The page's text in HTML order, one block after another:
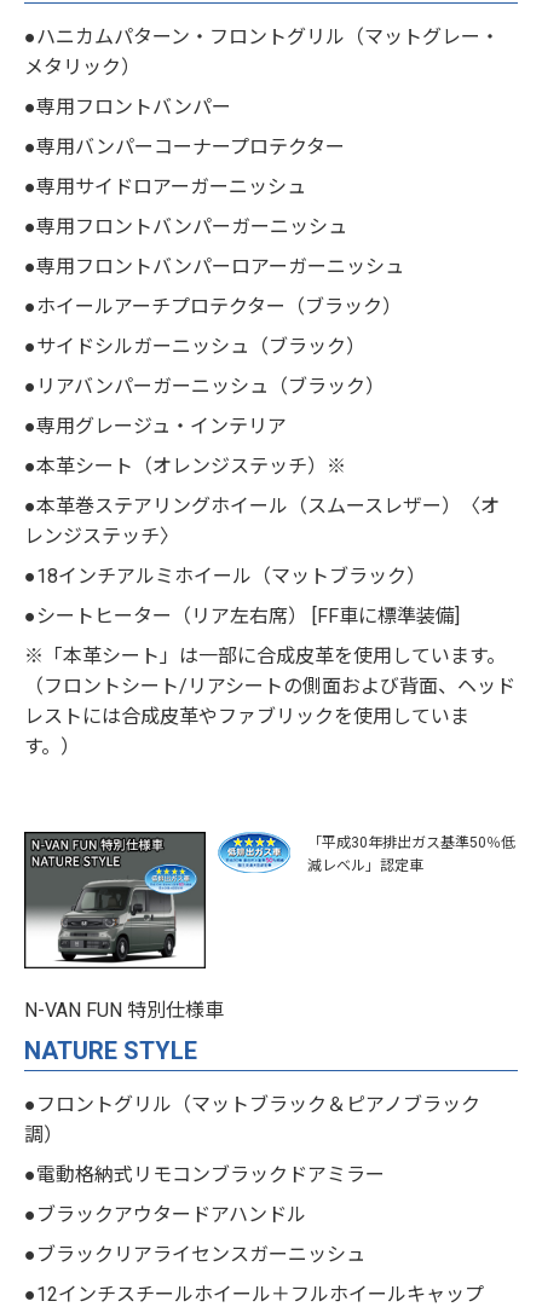
●ハニカムパターン・フロントグリル（マットグレー・
メタリック）
●専用フロントバンパー
●専用バンパーコーナープロテクター
●専用サイドロアーガーニッシュ
●専用フロントバンパーガーニッシュ
●専用フロントバンパーロアーガーニッシュ
●ホイールアーチプロテクター（ブラック）
●サイドシルガーニッシュ（ブラック）
●リアバンパーガーニッシュ（ブラック）
●専用グレージュ・インテリア
●本革シート（オレンジステッチ）※
●本革巻ステアリングホイール（スムースレザー）〈オ
レンジステッチ〉
●18インチアルミホイール（マットブラック）
●シートヒーター（リア左右席） [FF車に標準装備]
※「本革シート」は一部に合成皮革を使用しています。
（フロントシート/リアシートの側面および背面、ヘッド
レストには合成皮革やファブリックを使用していま
す。）
「平成30年排出ガス基準50％低
減レベル」認定車
N-VAN FUN 特別仕様車
NATURE STYLE
●フロントグリル（マットブラック＆ピアノブラック
調）
●電動格納式リモコンブラックドアミラー
●ブラックアウタードアハンドル
●ブラックリアライセンスガーニッシュ
●12インチスチールホイール＋フルホイールキャップ